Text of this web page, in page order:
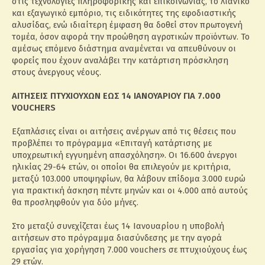
και εξαγωγικό εμπόριο, τις ειδικότητες της εφοδιαστικής
αλυσίδας, ενώ ιδιαίτερη έμφαση θα δοθεί στον πρωτογενή
τομέα, όσον αφορά την προώθηση αγροτικών προϊόντων. Το
αμέσως επόμενο διάστημα αναμένεται να απευθύνουν οι
φορείς που έχουν αναλάβει την κατάρτιση πρόσκληση
στους άνεργους νέους.
ΑΙΤΗΣΕΙΣ ΠΤΥΧΙΟΥΧΩΝ ΕΩΣ 14 ΙΑΝΟΥΑΡΙΟΥ ΓΙΑ 7.000
VOUCHERS
Εξαπλάσιες είναι οι αιτήσεις ανέργων από τις θέσεις που
προβλέπει το πρόγραμμα «Επιταγή κατάρτισης με
υποχρεωτική εγγυημένη απασχόληση». Οι 16.600 άνεργοι
ηλικίας 29-64 ετών, οι οποίοι θα επιλεγούν με κριτήρια,
μεταξύ 103.000 υποψηφίων, θα λάβουν επίδομα 3.000 ευρώ
για πρακτική άσκηση πέντε μηνών και οι 4.000 από αυτούς
θα προσληφθούν για δύο μήνες.
Στο μεταξύ συνεχίζεται έως 14 Ιανουαρίου η υποβολή
αιτήσεων στο πρόγραμμα διασύνδεσης με την αγορά
εργασίας για χορήγηση 7.000 vouchers σε πτυχιούχους έως
29 ετών.